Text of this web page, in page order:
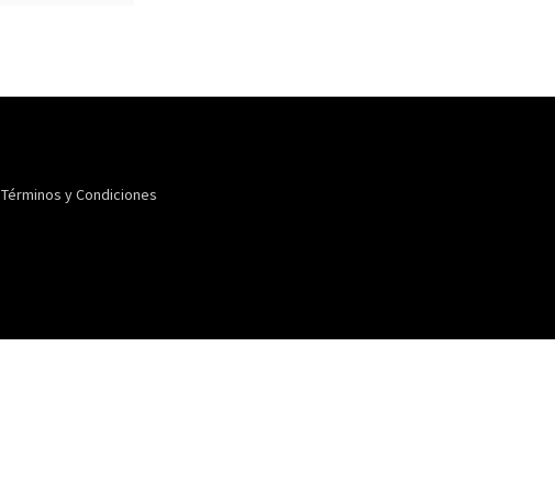
Términos y Condiciones